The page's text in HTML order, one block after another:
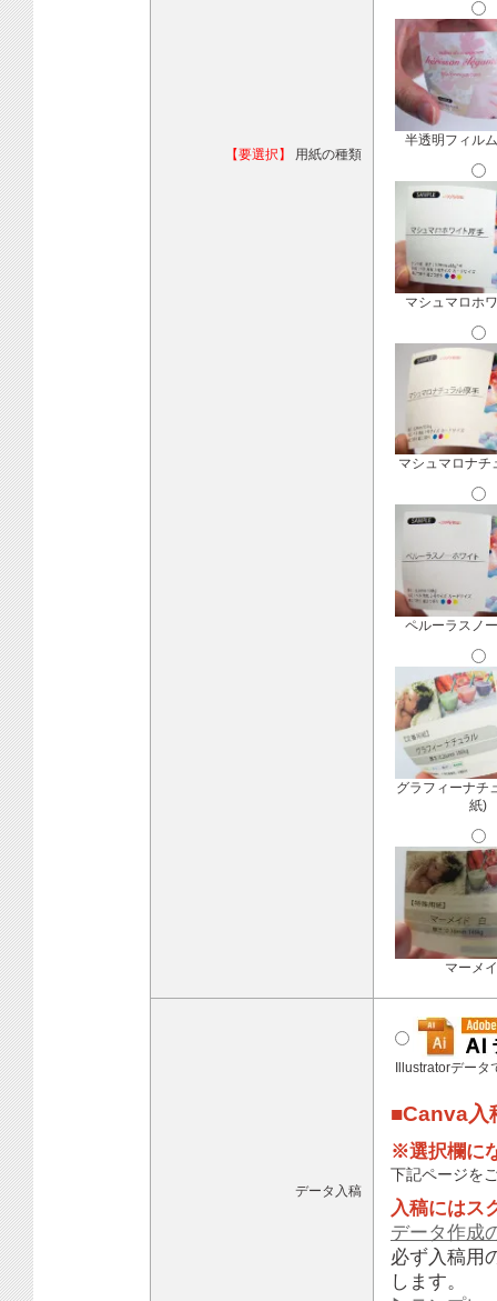
【要選択】 用紙の種類
半透明フィル
マシュマロホ
マシュマロナチ
ペルーラスノ
グラフィーナチ
紙)
マーメ
データ入稿
Illustratorデータ
■Canva入
※選択欄に
下記ページを
入稿にはス
データ作成
必ず入稿用
します。